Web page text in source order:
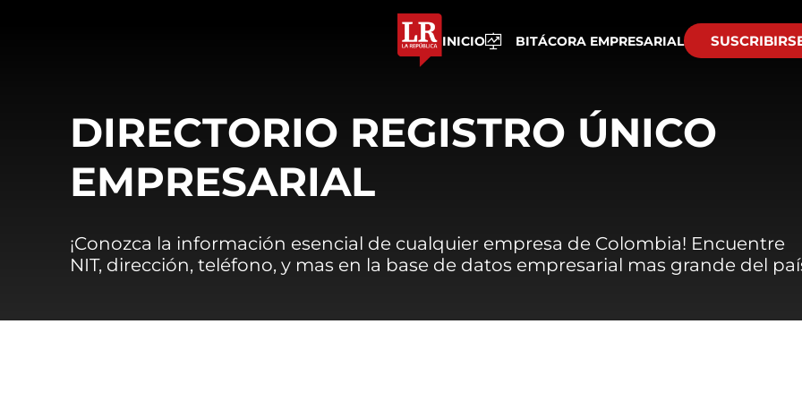
INICIO BITÁCORA EMPRESARIAL
DIRECTORIO REGISTRO ÚNICO
EMPRESARIAL
¡Conozca la información esencial de cualquier empresa de Colombia! Encuentre
NIT, dirección, teléfono, y mas en la base de datos empresarial mas grande del